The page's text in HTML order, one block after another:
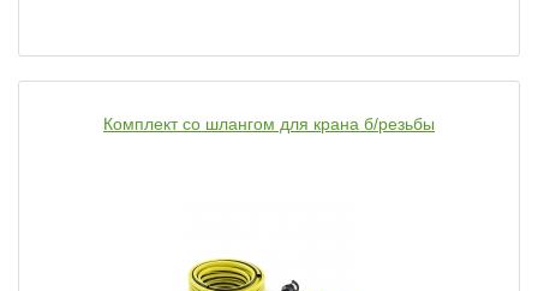
Комплект со шлангом для крана б/резьбы